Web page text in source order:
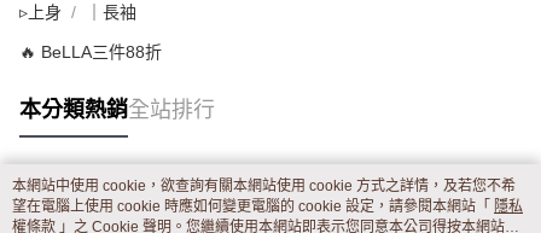
▹上身 ｜長袖
🔥 BeLLA三件88折
本分類熱銷全站排行
熱門標籤
本網站中使用 cookie，欲查詢有關本網站使用 cookie 方式之詳情，及若您不希
望在電腦上使用 cookie 時應如何變更電腦的 cookie 設定，請參閱本網站「 隱私
權條款 」之 Cookie 聲明。您繼續使用本網站即表示您同意本公司得按本網站使